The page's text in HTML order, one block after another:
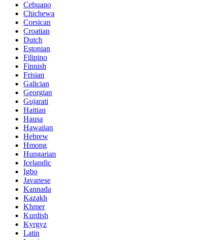
Cebuano
Chichewa
Corsican
Croatian
Dutch
Estonian
Filipino
Finnish
Frisian
Galician
Georgian
Gujarati
Haitian
Hausa
Hawaiian
Hebrew
Hmong
Hungarian
Icelandic
Igbo
Javanese
Kannada
Kazakh
Khmer
Kurdish
Kyrgyz
Latin